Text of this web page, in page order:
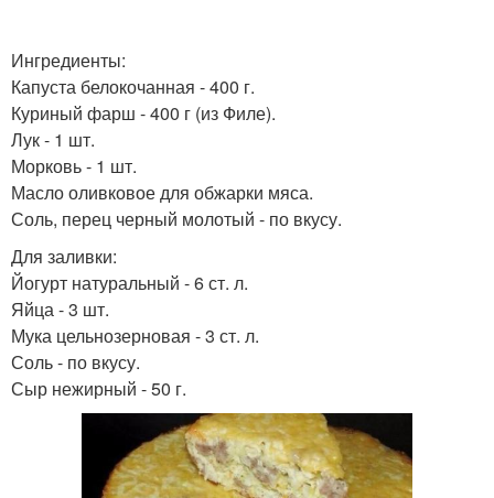
Ингредиенты:
Капуста белокочанная - 400 г.
Куриный фарш - 400 г (из Филе).
Лук - 1 шт.
Морковь - 1 шт.
Масло оливковое для обжарки мяса.
Соль, перец черный молотый - по вкусу.
Для заливки:
Йогурт натуральный - 6 ст. л.
Яйца - 3 шт.
Мука цельнозерновая - 3 ст. л.
Соль - по вкусу.
Сыр нежирный - 50 г.